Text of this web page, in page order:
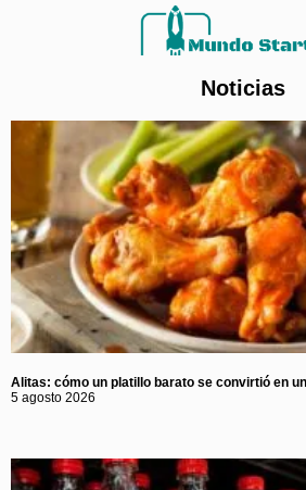
Noticias
Alitas: cómo un platillo barato se convirtió en
5 agosto 2026